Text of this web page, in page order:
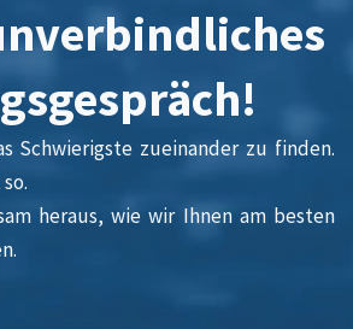
Schwierigste zueinander zu finden.
heraus, wie wir Ihnen am besten